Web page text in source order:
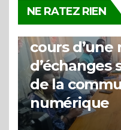
NE RATEZ RIEN
La HARC
entre les
cours
d’échanges
de la
numérique